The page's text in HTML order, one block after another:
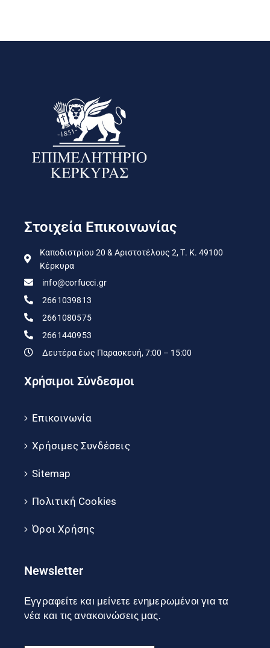
Στοιχεία Επικοινωνίας
Καποδιστρίου 20 & Αριστοτέλους 2, Τ. Κ. 49100
Κέρκυρα
info@corfucci.gr
2661039813
2661080575
2661440953
Δευτέρα έως Παρασκευή, 7:00 – 15:00
Χρήσιμοι Σύνδεσμοι
Επικοινωνία
Χρήσιμες Συνδέσεις
Sitemap
Πολιτική Cookies
Όροι Χρήσης
Newsletter
Εγγραφείτε και μείνετε ενημερωμένοι για τα
νέα και τις ανακοινώσεις μας.